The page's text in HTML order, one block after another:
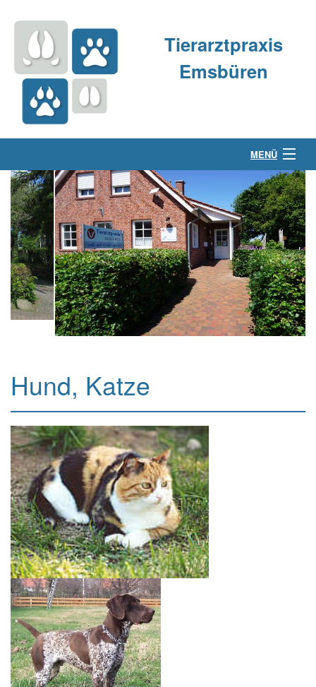
Tierarztpraxis
Emsbüren
MENÜ
Über uns
Kleintierpraxis
Großtierpraxis
Kontakt & Anfahrt
Hund, Katze